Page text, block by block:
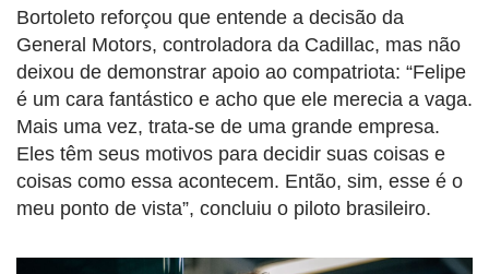
Bortoleto reforçou que entende a decisão da
General Motors, controladora da Cadillac, mas não
deixou de demonstrar apoio ao compatriota: “Felipe
é um cara fantástico e acho que ele merecia a vaga.
Mais uma vez, trata-se de uma grande empresa.
Eles têm seus motivos para decidir suas coisas e
coisas como essa acontecem. Então, sim, esse é o
meu ponto de vista”, concluiu o piloto brasileiro.